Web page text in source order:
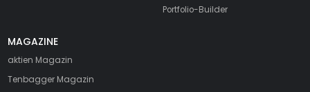
Portfolio-Builder
MAGAZINE
aktien Magazin
Tenbagger Magazin